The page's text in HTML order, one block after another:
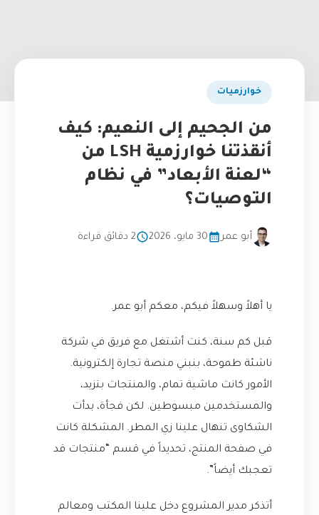
خوارزميات
من الجحيم إلى النعيم: كيف
أنقذتنا خوارزمية LSH من
“لعنة الأبعاد” في نظام
التوصيات؟
أبو عمر 30 مايو، 2026 2 دقائق قراءة
يا أهلاً وسهلاً فيكم، معكم أبو عمر.
قبل كم سنة، كنت أشتغل مع فريق في شركة
ناشئة طموحة، بنبني منصة تجارة إلكترونية.
الأمور كانت ماشية تمام، والمنتجات بتزيد،
والمستخدمين مبسوطين. لكن فجأة، بدأت
الشكاوى تنهال علينا زي المطر. المشكلة كانت
في صفحة المنتج، تحديداً في قسم “منتجات قد
تعجبك أيضاً”.
أتذكر مدير المشروع دخل علينا المكتب ومعالم